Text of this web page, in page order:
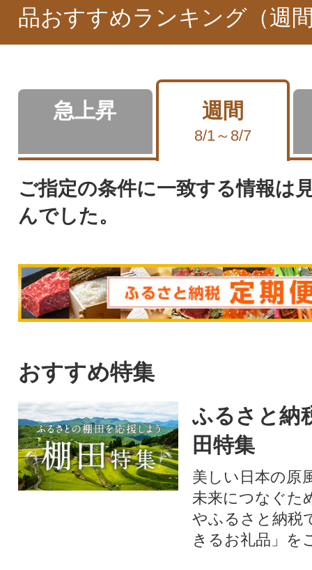
品おすすめランキング（週
急上昇 週間
8/1～8/7
ご指定の条件に一致する情報は
んでした。
おすすめ特集
ふるさと納
田特集
美しい日本の原
未来につなぐた
やふるさと納税
きるお礼品」を